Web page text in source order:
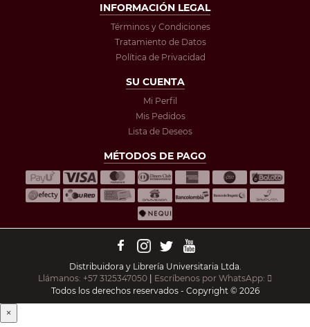
INFORMACIÓN LEGAL
Términos y Condiciones
Tratamiento de Datos
Política de Privacidad
SU CUENTA
Mi Perfil
Mis Pedidos
Lista de Deseos
MÉTODOS DE PAGO
Distribuidora y Librería Universitaria Ltda.
Llámanos: +57 3125347050 | Escríbenos por WhatsApp:
Todos los derechos reservados - Copyright © 2026
×